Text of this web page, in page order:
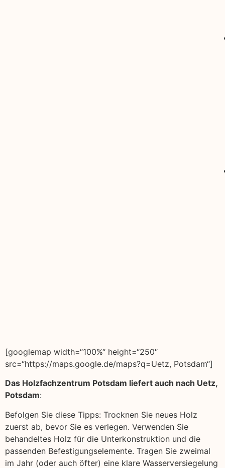
[googlemap width=“100%“ height=“250″
src=“https://maps.google.de/maps?q=Uetz, Potsdam“]
Das Holzfachzentrum Potsdam liefert auch nach Uetz,
Potsdam:
Befolgen Sie diese Tipps: Trocknen Sie neues Holz
zuerst ab, bevor Sie es verlegen. Verwenden Sie
behandeltes Holz für die Unterkonstruktion und die
passenden Befestigungselemente. Tragen Sie zweimal
im Jahr (oder auch öfter) eine klare Wasserversiegelung